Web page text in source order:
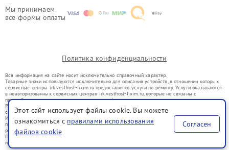
Мы принимаем
все формы оплаты
Политика конфиденциальности
Вся информация на сайте носит исключительно справочный характер.
Товарные знаки используются исключительно для описания устройств, в отношении которых
сервисные центры irk.vestfrost-fixim.ru предоставляют услуги по ремонту. Услуги оказываются
в неавторизованных сервисных центрах irk.vestfrost-fixim.ru, которые не связаны с
правообладателями товарных знаков или их официальными представителями.
Ремонт осуществляется для устройств, уже введенных в гражданский оборот в соответствии
со статьей 1487 ГК РФ.
Использование товарных знаков не преследует цели индивидуализации услуг или введения
потребителей в заблуждение, а служит для информирования о предоставляемых услугах по
ремонту техники указанных брендов.
Представленная на сайте информация не является публичной офертой, определяемой
положениями Статьи 437(2) Гражданского кодекса РФ
Этот сайт использует файлы cookie. Вы можете
ознакомиться с правилами использования
файлов cookie
Согласен